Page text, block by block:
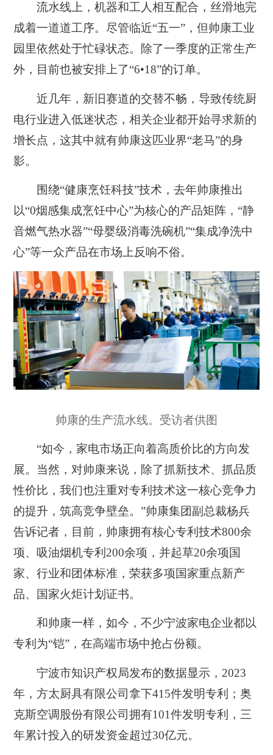
流水线上，机器和工人相互配合，丝滑地完
成着一道道工序。尽管临近“五一”，但帅康工业
园里依然处于忙碌状态。除了一季度的正常生产
外，目前也被安排上了“6•18”的订单。
近几年，新旧赛道的交替不畅，导致传统厨
电行业进入低迷状态，相关企业都开始寻求新的
增长点，这其中就有帅康这匹业界“老马”的身
影。
围绕“健康烹饪科技”技术，去年帅康推出
以“0烟感集成烹饪中心”为核心的产品矩阵，“静
音燃气热水器”“母婴级消毒洗碗机”“集成净洗中
心”等一众产品在市场上反响不俗。
帅康的生产流水线。受访者供图
“如今，家电市场正向着高质价比的方向发
展。当然，对帅康来说，除了抓新技术、抓品质
性价比，我们也注重对专利技术这一核心竞争力
的提升，筑高竞争壁垒。”帅康集团副总裁杨兵
告诉记者，目前，帅康拥有核心专利技术800余
项、吸油烟机专利200余项，并起草20余项国
家、行业和团体标准，荣获多项国家重点新产
品、国家火炬计划证书。
和帅康一样，如今，不少宁波家电企业都以
专利为“铠”，在高端市场中抢占份额。
宁波市知识产权局发布的数据显示，2023
年，方太厨具有限公司拿下415件发明专利；奥
克斯空调股份有限公司拥有101件发明专利，三
年累计投入的研发资金超过30亿元。